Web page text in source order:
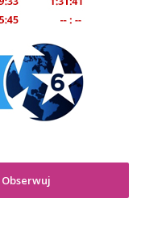
Obserwuj